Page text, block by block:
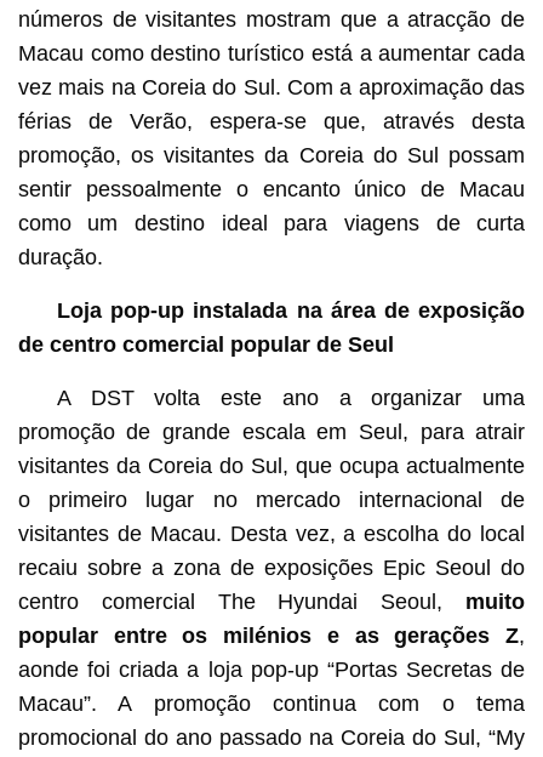
números de visitantes mostram que a atracção de
Macau como destino turístico está a aumentar cada
vez mais na Coreia do Sul. Com a aproximação das
férias de Verão, espera-se que, através desta
promoção, os visitantes da Coreia do Sul possam
sentir pessoalmente o encanto único de Macau
como um destino ideal para viagens de curta
duração.
Loja pop-up instalada na área de exposição
de centro comercial popular de Seul
A DST volta este ano a organizar uma
promoção de grande escala em Seul, para atrair
visitantes da Coreia do Sul, que ocupa actualmente
o primeiro lugar no mercado internacional de
visitantes de Macau. Desta vez, a escolha do local
recaiu sobre a zona de exposições Epic Seoul do
centro comercial The Hyundai Seoul, muito
popular entre os milénios e as gerações Z,
aonde foi criada a loja pop-up “Portas Secretas de
Macau”. A promoção continua com o tema
promocional do ano passado na Coreia do Sul, “My